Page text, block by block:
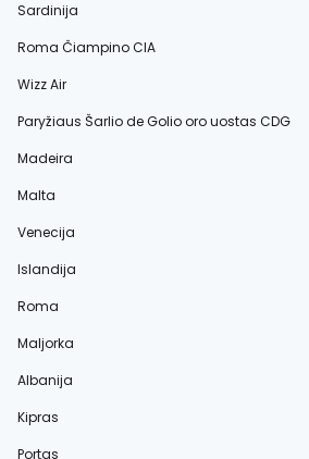
Sardinija
Roma Čiampino CIA
Wizz Air
Paryžiaus Šarlio de Golio oro uostas CDG
Madeira
Malta
Venecija
Islandija
Roma
Maljorka
Albanija
Kipras
Portas